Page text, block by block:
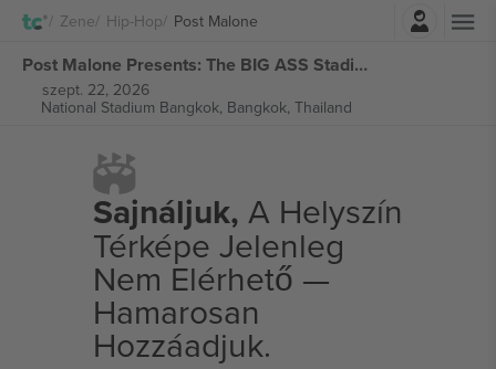
Zene Hip-Hop Post Malone
Post Malone Presents: The BIG ASS Stadium jegyek
szept. 22, 2026
National Stadium Bangkok, Bangkok, Thailand
Sajnáljuk, A Helyszín
Térképe Jelenleg
Nem Elérhető —
Hamarosan
Hozzáadjuk.